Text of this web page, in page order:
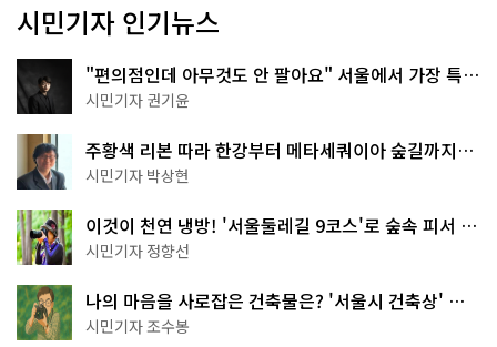
시민기자 인기뉴스
"편의점인데 아무것도 안 팔아요" 서울에서 가장 특별
한 편의점의 정체
시민기자 권기윤
주황색 리본 따라 한강부터 메타세쿼이아 숲길까지…
서울둘레길 15코스
시민기자 박상현
이것이 천연 냉방! '서울둘레길 9코스'로 숲속 피서 떠
나볼까
시민기자 정향선
나의 마음을 사로잡은 건축물은? '서울시 건축상' 수
상작 공개!
시민기자 조수봉